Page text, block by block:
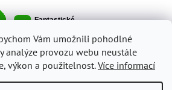
Vám umožnili pohodlné
analýze provozu webu neustále
výkon a použitelnost.Více informací